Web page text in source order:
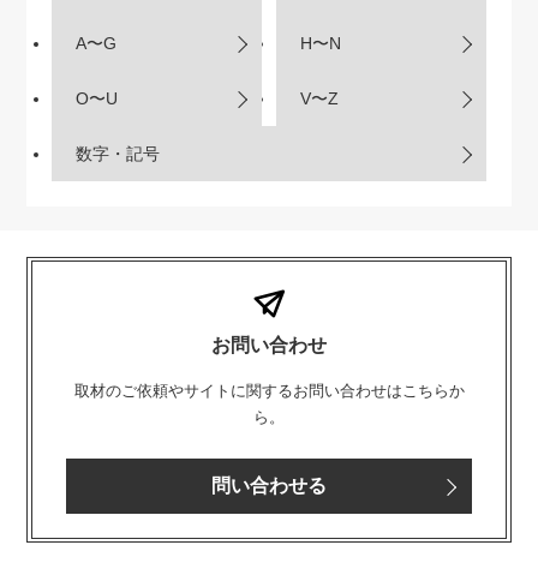
A〜G H〜N
O〜U V〜Z
数字・記号
お問い合わせ
取材のご依頼やサイトに関するお問い合わせはこちらか
ら。
問い合わせる